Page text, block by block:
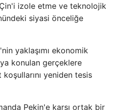
izole etme ve teknolojik
siyasi önceliğe
yaklaşımı ekonomik
konulan gerçeklere
yeniden tesis
Pekin'e karşı ortak bir